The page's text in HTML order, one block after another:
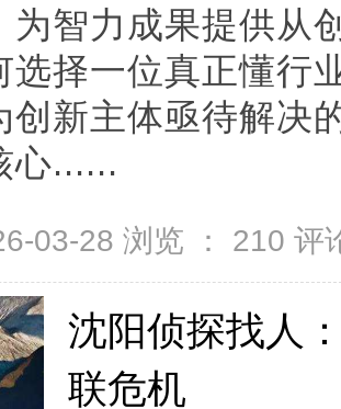
为智力成果提供从
选择一位真正懂行
创新主体亟待解决
心......
03-28 浏览 ： 210 评
沈阳侦探找人
联危机